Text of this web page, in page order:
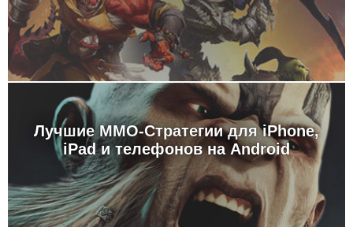
Лучшие MMO-Стратегии для iPhone,
iPad и телефонов на Android